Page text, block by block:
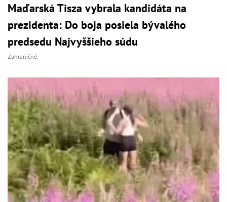
Maďarská Tisza vybrala kandidáta na
prezidenta: Do boja posiela bývalého
predsedu Najvyššieho súdu
Zahraničné